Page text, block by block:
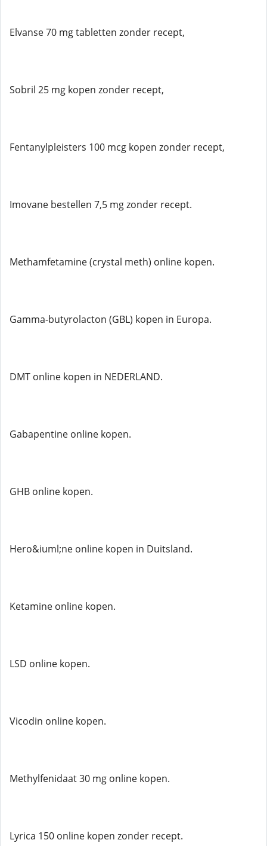
Elvanse 70 mg tabletten zonder recept,
Sobril 25 mg kopen zonder recept,
Fentanylpleisters 100 mcg kopen zonder recept,
Imovane bestellen 7,5 mg zonder recept.
Methamfetamine (crystal meth) online kopen.
Gamma-butyrolacton (GBL) kopen in Europa.
DMT online kopen in NEDERLAND.
Gabapentine online kopen.
GHB online kopen.
Hero&iuml;ne online kopen in Duitsland.
Ketamine online kopen.
LSD online kopen.
Vicodin online kopen.
Methylfenidaat 30 mg online kopen.
Lyrica 150 online kopen zonder recept.